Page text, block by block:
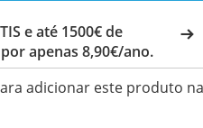
e até 1500€ de
apenas 8,90€/ano.
adicionar este produto na